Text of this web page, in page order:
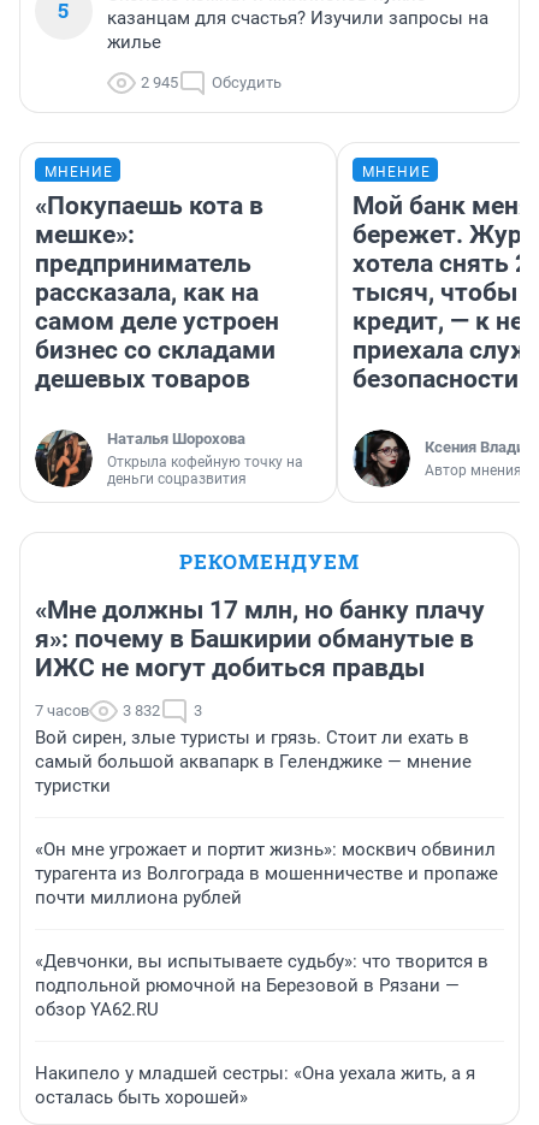
5
казанцам для счастья? Изучили запросы на
жилье
2 945 Обсудить
МНЕНИЕ
«Покупаешь кота в
мешке»:
предприниматель
рассказала, как на
самом деле устроен
бизнес со складами
дешевых товаров
Наталья Шорохова
Открыла кофейную точку на
деньги соцразвития
МНЕНИЕ
Мой банк меня
бережет.
хотела снять
тысяч, чтобы
кредит, — к
приехала
безопасности
Ксения
Автор мнения
РЕКОМЕНДУЕМ
«Мне должны 17 млн, но банку плачу
я»: почему в Башкирии обманутые в
ИЖС не могут добиться правды
7 часов 3 832 3
Вой сирен, злые туристы и грязь. Стоит ли ехать в
самый большой аквапарк в Геленджике — мнение
туристки
«Он мне угрожает и портит жизнь»: москвич обвинил
турагента из Волгограда в мошенничестве и пропаже
почти миллиона рублей
«Девчонки, вы испытываете судьбу»: что творится в
подпольной рюмочной на Березовой в Рязани —
обзор YA62.RU
Накипело у младшей сестры: «Она уехала жить, а я
осталась быть хорошей»